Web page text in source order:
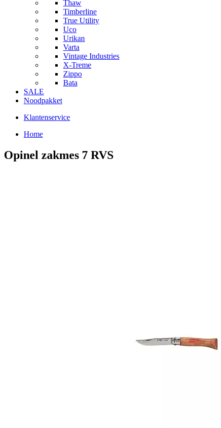
Thaw
Timberline
True Utility
Uco
Urikan
Varta
Vintage Industries
X-Treme
Zippo
Bata
SALE
Noodpakket
Klantenservice
Home
Opinel zakmes 7 RVS